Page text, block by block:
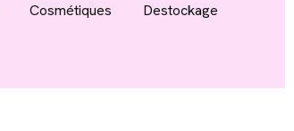
Cosmétiques Destockage